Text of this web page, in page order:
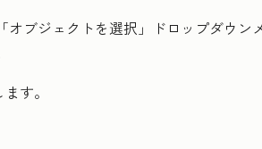
オブジェクトを選択」ドロップダウン
す。